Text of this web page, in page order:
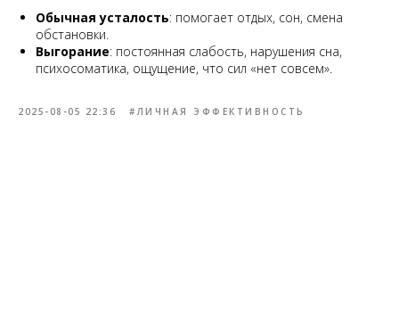
Обычная усталость: помогает отдых, сон, смена
обстановки.
Выгорание: постоянная слабость, нарушения сна,
психосоматика, ощущение, что сил «нет совсем».
2025-08-05 22:36 #ЛИЧНАЯ ЭФФЕКТИВНОСТЬ